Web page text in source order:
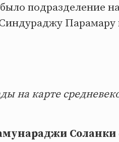
подразделение
Парамару
на карте
Соланки